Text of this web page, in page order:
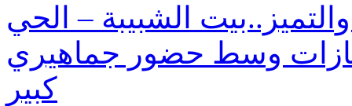
الشبيبة – الحي
وسط حضور جماهيري
كبير